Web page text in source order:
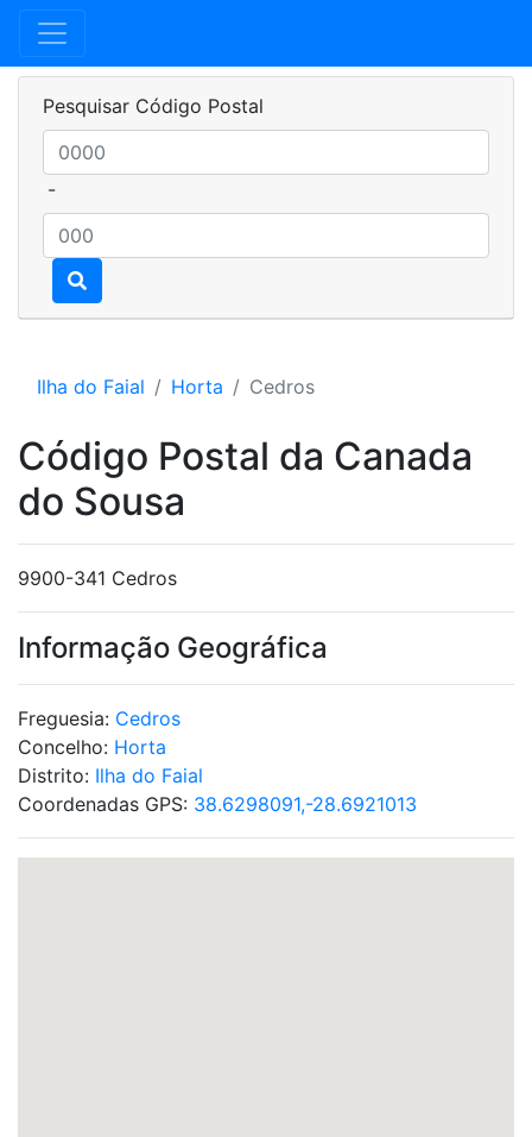
Pesquisar Código Postal
-
Ilha do Faial Horta Cedros
Código Postal da Canada
do Sousa
9900-341 Cedros
Informação Geográfica
Freguesia: Cedros
Concelho: Horta
Distrito: Ilha do Faial
Coordenadas GPS: 38.6298091,-28.6921013